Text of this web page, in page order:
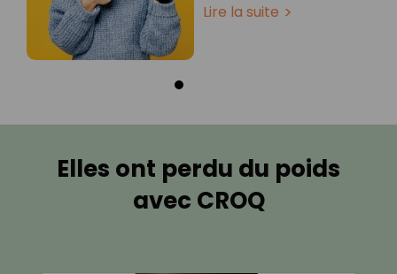
Lire la suite
Elles ont perdu du poids
avec CROQ